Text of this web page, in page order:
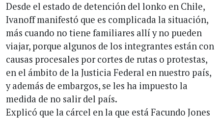
Desde el estado de detención del lonko en Chile,
Ivanoff manifestó que es complicada la situación,
más cuando no tiene familiares allí y no pueden
viajar, porque algunos de los integrantes están con
causas procesales por cortes de rutas o protestas,
en el ámbito de la Justicia Federal en nuestro país,
y además de embargos, se les ha impuesto la
medida de no salir del país.
Explicó que la cárcel en la que está Facundo Jones